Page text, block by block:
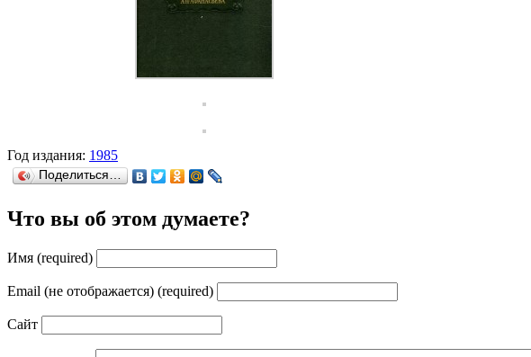
Год издания: 1985
Поделиться…
Что вы об этом думаете?
Имя (required)
Email (не отображается) (required)
Сайт